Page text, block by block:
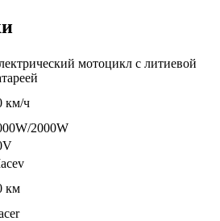
мотоцикл с литиевой
км/ч
2000W
км